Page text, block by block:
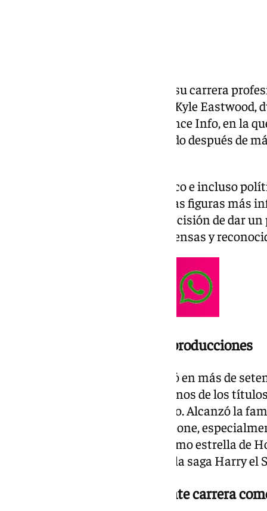
Clint Eastwood ha puesto fin a su carrera
ha sido confirmada por su hijo, Kyle
concedida al medio francés France Info, en la
cineasta ya se encuentra retirado después de
Actor, director, productor, músico e incluso
vida, Eastwood ha sido una de las figuras más
mediados del siglo XX. Así, su decisión de dar
una de las trayectorias más extensas y
Una carrera con más de 70 producciones
A lo largo de su carrera participó en más de
una filmografía que abarca algunos de los
estadounidense contemporáneo. Alcanzó la
westerns dirigidos por Sergio Leone,
Dólar, y consolidó su imagen como estrella de
el inspector Harry Callahan en la saga Harry el
También tuvo una importante carrera